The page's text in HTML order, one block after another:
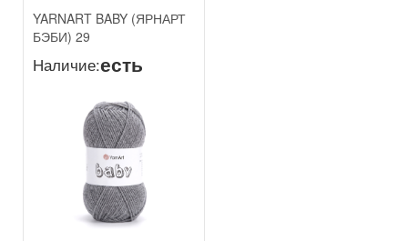
YARNART BABY (ЯРНАРТ
БЭБИ) 29
Наличие:есть